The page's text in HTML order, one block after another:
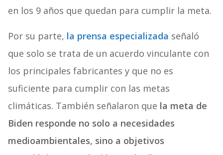
en los 9 años que quedan para cumplir la meta.
Por su parte, la prensa especializada señaló
que solo se trata de un acuerdo vinculante con
los principales fabricantes y que no es
suficiente para cumplir con las metas
climáticas. También señalaron que la meta de
Biden responde no solo a necesidades
medioambientales, sino a objetivos